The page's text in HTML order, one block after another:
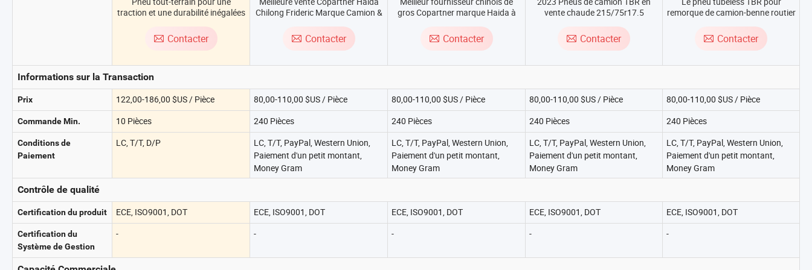
traction et une durabilité inégalées
Contacter
Chilong Frideric Marque Camion &
12r22.5 13r22.5 315/80r22.5
385/65r22.5 10.00r20 11.00r20
Contacter
gros Copartner marque Haida à
11r22.5 11r24.5 12.00r20 12r22.5
pneus radiaux TBR pour camions
Contacter
vente chaude 215/75r17.5
11.00r20 315/80r22.5 13r22.5
385/65r22.5 à prix d'usine en
Contacter
remorque de camion-benne routier
315/70r22.5 215/75r17.5 8.25r20
9.25r20 10.00r20 11.00r20
Contacter
Informations sur la Transaction
Prix 122,00-186,00 $US / Pièce 80,00-110,00 $US / Pièce 80,00-110,00 $US / Pièce 80,00-110,00 $US / Pièce 80,00-110,00 $US / Pièce
Commande Min. 10 Pièces 240 Pièces 240 Pièces 240 Pièces 240 Pièces
Conditions de
Paiement
LC, T/T, D/P
LC, T/T, PayPal, Western Union,
Paiement d'un petit montant,
Money Gram
LC, T/T, PayPal, Western Union,
Paiement d'un petit montant,
Money Gram
LC, T/T, PayPal, Western Union,
Paiement d'un petit montant,
Money Gram
LC, T/T, PayPal, Western Union,
Paiement d'un petit montant,
Money Gram
Contrôle de qualité
Certification du produit ECE, ISO9001, DOT ECE, ISO9001, DOT ECE, ISO9001, DOT ECE, ISO9001, DOT ECE, ISO9001, DOT
Certification du
Système de Gestion
- - - - -